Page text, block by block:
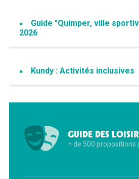
Guide "Quimper, ville
2026
Kundy : Activités inclusives
GUIDE DES
+ de 500 propositions